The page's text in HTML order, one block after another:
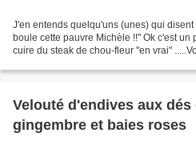
J'en entends quelqu'uns (unes) qui
boule cette pauvre Michèle !!" Ok c'est
cuire du steak de chou-fleur "en vrai"
Velouté d'endives aux dés
gingembre et baies roses